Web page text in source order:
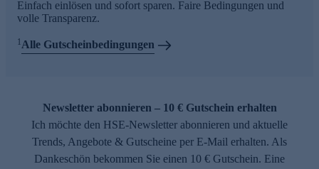
Einfach einlösen und sofort sparen. Faire Bedingungen und
volle Transparenz.
1Alle Gutscheinbedingungen
Newsletter abonnieren – 10 € Gutschein erhalten
Ich möchte den HSE-Newsletter abonnieren und aktuelle
Trends, Angebote & Gutscheine per E-Mail erhalten. Als
Dankeschön bekommen Sie einen 10 € Gutschein. Eine